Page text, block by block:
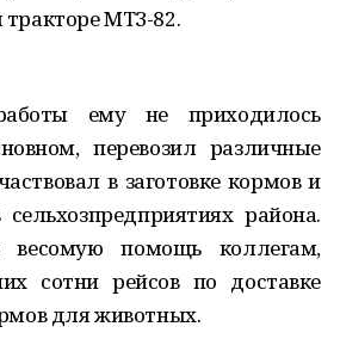
МТЗ-82.
ему не приходилось
перевозил различные
в заготовке кормов и
района.
весомую помощь коллегам,
сотни рейсов по доставке
для животных.